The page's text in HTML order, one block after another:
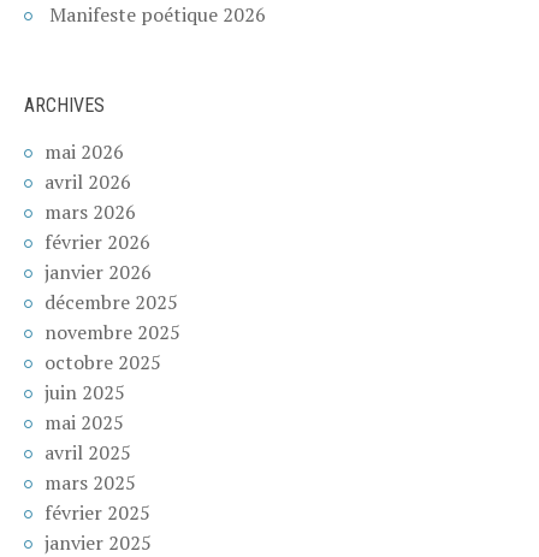
Manifeste poétique 2026
ARCHIVES
mai 2026
avril 2026
mars 2026
février 2026
janvier 2026
décembre 2025
novembre 2025
octobre 2025
juin 2025
mai 2025
avril 2025
mars 2025
février 2025
janvier 2025